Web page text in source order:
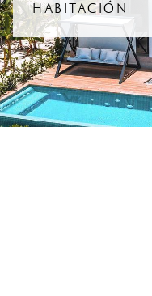
HABITACIÓN